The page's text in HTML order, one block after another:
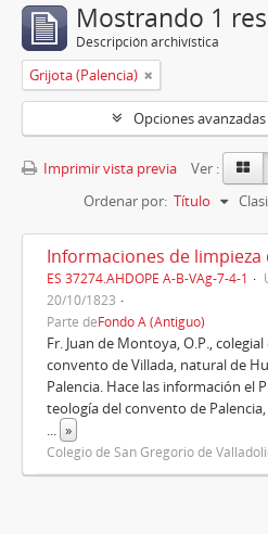
Mostrando 1
Descripción archivística
Grijota (Palencia)
Opciones
Imprimir vista previa
Ver :
Ordenar por: Título
ES 37274.AHDOPE A-B-VAg-7-4-1
20/10/1823
Parte deFondo A (Antiguo)
Fr. Juan de Montoya, O.P.,
convento de Villada, natural de
Palencia. Hace las información el
teología del convento de
... »
Colegio de San Gregorio de